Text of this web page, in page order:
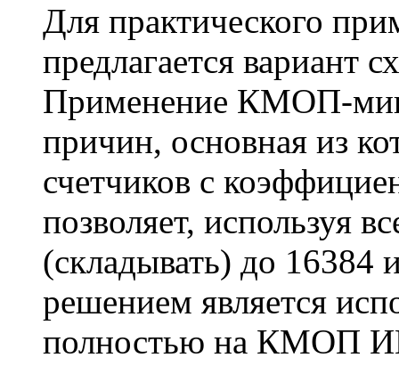
Для практического
предлагается
Применение КМОП-
причин, основная из
счетчиков с
позволяет, используя
(складывать) до 16384
решением является
полностью на КМОП